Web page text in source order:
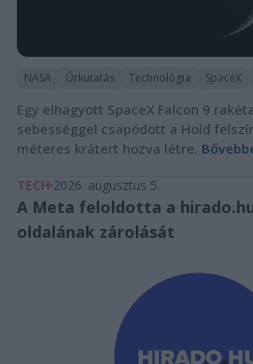
NASA Űrkutatás Technológia SpaceX
Egy elhagyott SpaceX Falcon 9
sebességgel csapódott a Hold
méteres krátert hozva létre.
TECH 2026. augusztus 5.
A Meta feloldotta a
oldalának zárolását